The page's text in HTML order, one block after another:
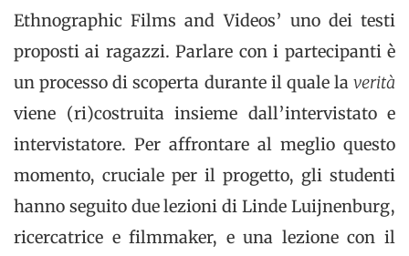
Ethnographic Films and Videos’ uno dei testi
proposti ai ragazzi. Parlare con i partecipanti è
un processo di scoperta durante il quale la verità
viene (ri)costruita insieme dall’intervistato e
intervistatore. Per affrontare al meglio questo
momento, cruciale per il progetto, gli studenti
hanno seguito due lezioni di Linde Luijnenburg,
ricercatrice e filmmaker, e una lezione con il